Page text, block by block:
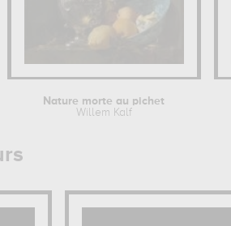
Nature morte au pichet
Willem Kalf